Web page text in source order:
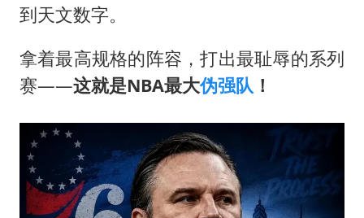
到天文数字。
拿着最高规格的阵容，打出最耻辱的系列
赛——这就是NBA最大伪强队 ！